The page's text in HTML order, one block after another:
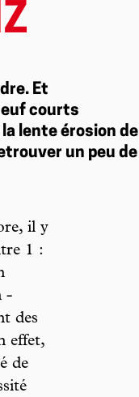
Et
courts
lente érosion de
un peu de
il y
1 :
-
des
effet,
de